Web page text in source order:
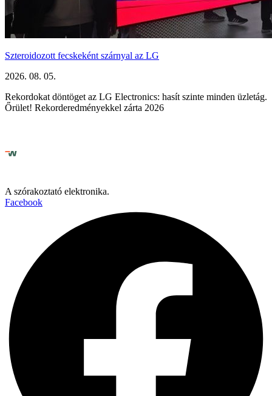
Szteroidozott fecskeként szárnyal az LG
2026. 08. 05.
Rekordokat döntöget az LG Electronics: hasít szinte minden üzletág.
Őrület! Rekorderedményekkel zárta 2026
A szórakoztató elektronika.
Facebook